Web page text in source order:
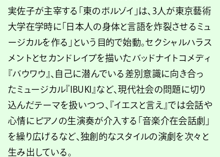
実佐子が主宰する「東のボルゾイ」は、3人が東京藝術
大学在学時に「日本人の身体と言語を炸裂させるミュ
ージカルを作る」という目的で始動。セクシャルハラス
メントとセカンドレイプを描いたバッドナイトコメディ
『バウワウ』、自己に潜んでいる差別意識に向き合っ
たミュージカル『IBUKI』など、現代社会の問題に切り
込んだテーマを扱いつつ、『イエスと言え』では会話や
心情にピアノの生演奏が介入する「音楽介在会話劇」
を繰り広げるなど、独創的なスタイルの演劇を次々と
生み出している。